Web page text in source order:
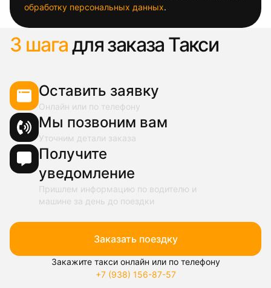
обработку персональных данных.
3 шагадля заказа Такси
Оставить заявку
Онлайн или по телефону
Мы позвоним вам
Уточним детали заказа
Получите
уведомление
Пришлем информацию по водителю и
машине за день до поездки
Заказать поездку
Закажите такси онлайн или по телефону
+7 (938) 156-87-57